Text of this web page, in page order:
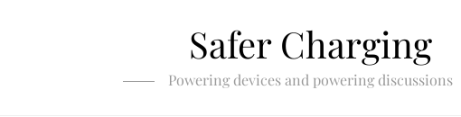
Safer Charging
Powering devices and powering discussions